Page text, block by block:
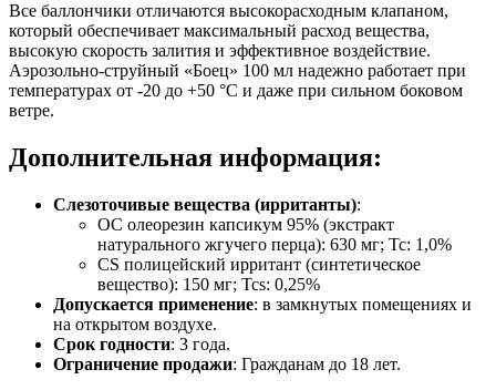
Все баллончики отличаются высокорасходным клапаном,
который обеспечивает максимальный расход вещества,
высокую скорость залития и эффективное воздействие.
Аэрозольно-струйный «Боец» 100 мл надежно работает при
температурах от -20 до +50 °C и даже при сильном боковом
ветре.
Дополнительная информация:
Слезоточивые вещества (ирританты):
OC олеорезин капсикум 95% (экстракт
натурального жгучего перца): 630 мг; Tc: 1,0%
CS полицейский ирритант (синтетическое
вещество): 150 мг; Tcs: 0,25%
Допускается применение: в замкнутых помещениях и
на открытом воздухе.
Срок годности: 3 года.
Ограничение продажи: Гражданам до 18 лет.